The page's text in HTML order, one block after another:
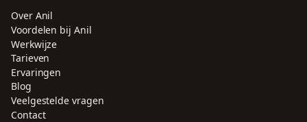
Over Anil
Voordelen bij Anil
Werkwijze
Tarieven
Ervaringen
Blog
Veelgestelde vragen
Contact